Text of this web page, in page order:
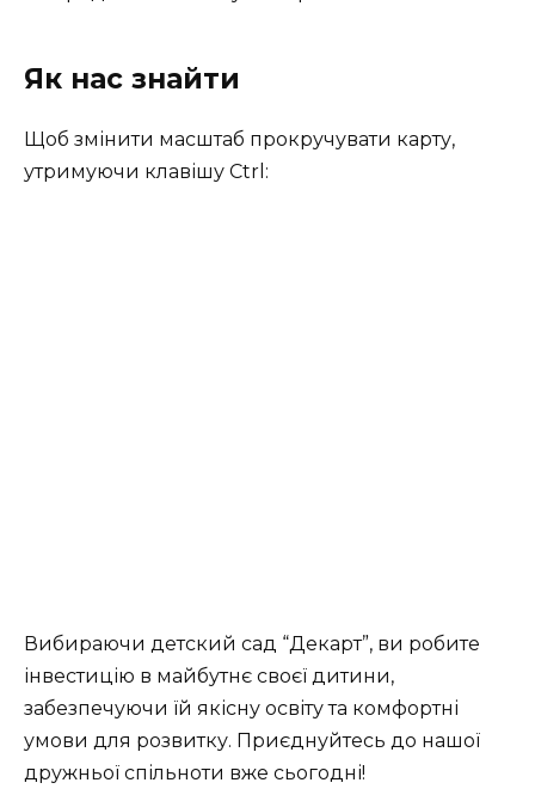
Як нас знайти
Щоб змінити масштаб прокручувати карту,
утримуючи клавішу Ctrl:
Вибираючи детский сад “Декарт”, ви робите
інвестицію в майбутнє своєї дитини,
забезпечуючи їй якісну освіту та комфортні
умови для розвитку. Приєднуйтесь до нашої
дружньої спільноти вже сьогодні!